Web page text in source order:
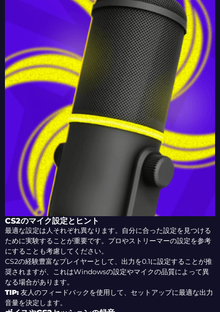
CS2のマイク設定とヒント
最適な設定は人それぞれ異なります。自分に合った設定を見つける
ために実験することが重要です。プロやストリーマーの設定を参考
にすることも考慮してください。
CS2の経験豊富なプレイヤーとして、出力を0.1に設定することが推
奨されますが、これはWindowsの設定やマイクの品質によって異
なる場合があります。
TIP: 友人のフィードバックを使用して、セットアップに最適な出力
音量を決定します。